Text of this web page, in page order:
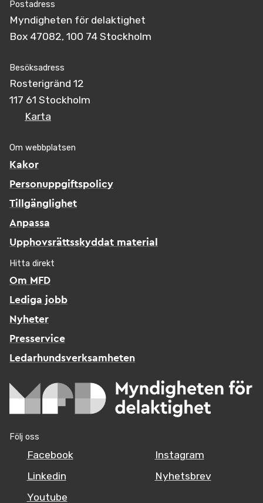
Postadress
Myndigheten för delaktighet
Box 47082, 100 74 Stockholm
Besöksadress
Rosterigränd 12
117 61 Stockholm
Karta
Om webbplatsen
Kakor
Personuppgiftspolicy
Tillgänglighet
Anpassa
Upphovsrättsskyddat material
Hitta direkt
Om MFD
Lediga jobb
Nyheter
Presservice
Ledarhundsverksamheten
Följ oss
Facebook
Linkedin
Youtube
Instagram
Nyhetsbrev